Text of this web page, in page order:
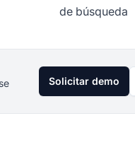
de búsqueda
Solicitar demo